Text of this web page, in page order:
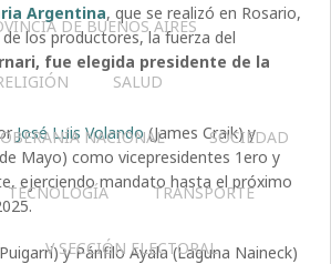
DE BUENOS AIRES
SALUD
NACIONAL SOCIEDAD
TECNOLOGÍA TRANSPORTE
V SECCIÓN ELECTORAL
Argentina, que se realizó en Rosario,
los productores, la fuerza del
fue elegida presidente de la
José Luis Volando(James Craik) y
Mayo) como vicepresidentes 1ero y
ejerciendo mandato hasta el próximo
y Pánfilo Ayala (Laguna Naineck)